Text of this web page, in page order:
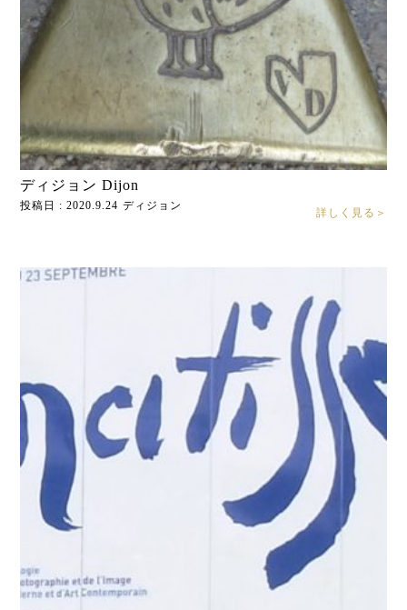
ディジョン Dijon
投稿日 : 2020.9.24 ディジョン
詳しく見る＞